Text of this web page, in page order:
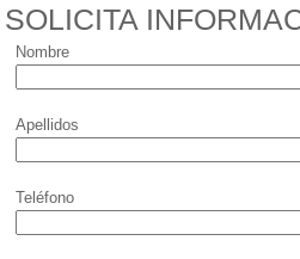
SOLICITA
Nombre
Apellidos
Teléfono